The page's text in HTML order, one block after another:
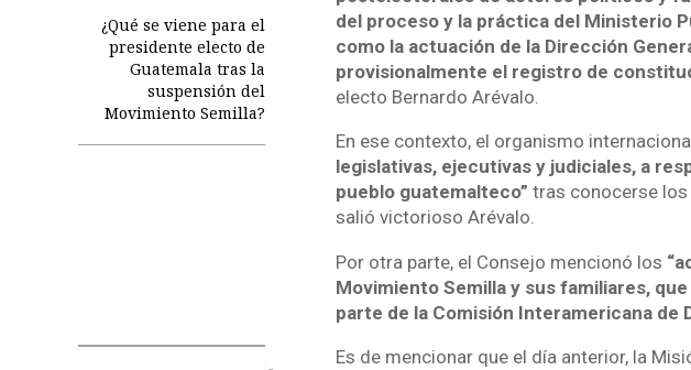
¿Qué se viene para el
presidente electo de
Guatemala tras la
suspensión del
Movimiento Semilla?
del proceso y la práctica del Ministerio
como la actuación de la Dirección
provisionalmente el registro de
electo Bernardo Arévalo.
En ese contexto, el organismo
legislativas, ejecutivas y judiciales, a
pueblo guatemalteco” tras conocerse los
salió victorioso Arévalo.
Por otra parte, el Consejo mencionó los
Movimiento Semilla y sus familiares,
parte de la Comisión Interamericana de
Es de mencionar que el día anterior, la